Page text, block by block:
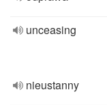
unceasing
nieustanny